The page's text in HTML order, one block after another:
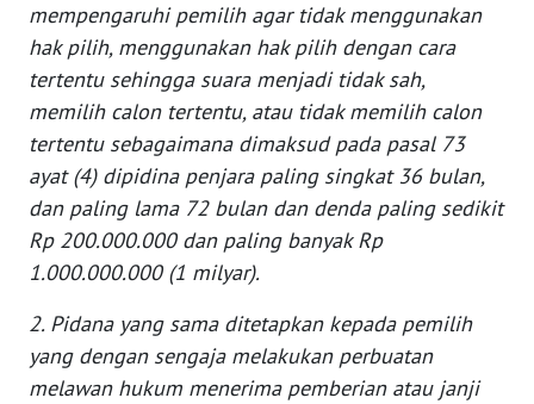
mempengaruhi pemilih agar tidak menggunakan
hak pilih, menggunakan hak pilih dengan cara
tertentu sehingga suara menjadi tidak sah,
memilih calon tertentu, atau tidak memilih calon
tertentu sebagaimana dimaksud pada pasal 73
ayat (4) dipidina penjara paling singkat 36 bulan,
dan paling lama 72 bulan dan denda paling sedikit
Rp 200.000.000 dan paling banyak Rp
1.000.000.000 (1 milyar).
2. Pidana yang sama ditetapkan kepada pemilih
yang dengan sengaja melakukan perbuatan
melawan hukum menerima pemberian atau janji
NTT
WN
KEPRI
WN
PAPUA
WN
PAPUA
BARAT